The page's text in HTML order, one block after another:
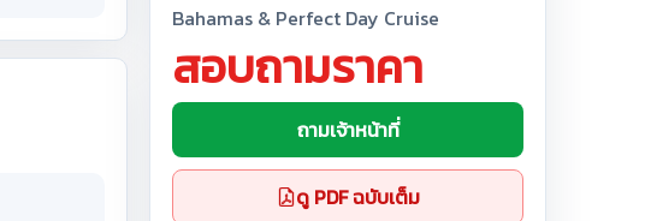
Bahamas & Perfect Day Cruise
สอบถามราคา
ถามเจ้าหน้าที่
ดู PDF ฉบับเต็ม